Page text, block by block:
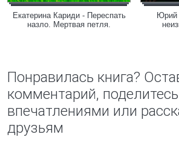
Екатерина Кариди - Переспать
назло. Мертвая петля.
Юрий
Понравилась книга?
комментарий, поделитесь
впечатлениями или
друзьям